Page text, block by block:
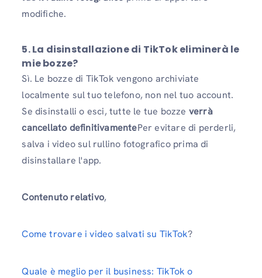
modifiche.
5. La disinstallazione di TikTok eliminerà le
mie bozze?
Sì. Le bozze di TikTok vengono archiviate
localmente sul tuo telefono, non nel tuo account.
Se disinstalli o esci, tutte le tue bozze verrà
cancellato definitivamentePer evitare di perderli,
salva i video sul rullino fotografico prima di
disinstallare l'app.
Contenuto relativo,
Come trovare i video salvati su TikTok?
Quale è meglio per il business: TikTok o